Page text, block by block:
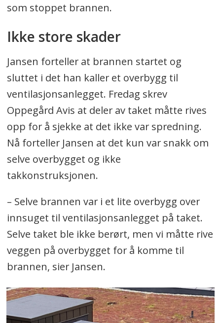
som stoppet brannen.
Ikke store skader
Jansen forteller at brannen startet og
sluttet i det han kaller et overbygg til
ventilasjonsanlegget. Fredag skrev
Oppegård Avis at deler av taket måtte rives
opp for å sjekke at det ikke var spredning.
Nå forteller Jansen at det kun var snakk om
selve overbygget og ikke
takkonstruksjonen.
– Selve brannen var i et lite overbygg over
innsuget til ventilasjonsanlegget på taket.
Selve taket ble ikke berørt, men vi måtte rive
veggen på overbygget for å komme til
brannen, sier Jansen.